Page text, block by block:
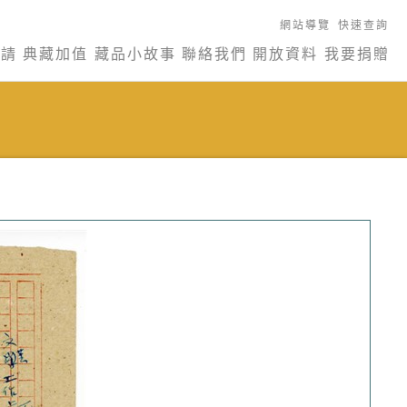
網站導覽 快速查詢
典藏加值 藏品小故事 聯絡我們 開放資料 我要捐贈